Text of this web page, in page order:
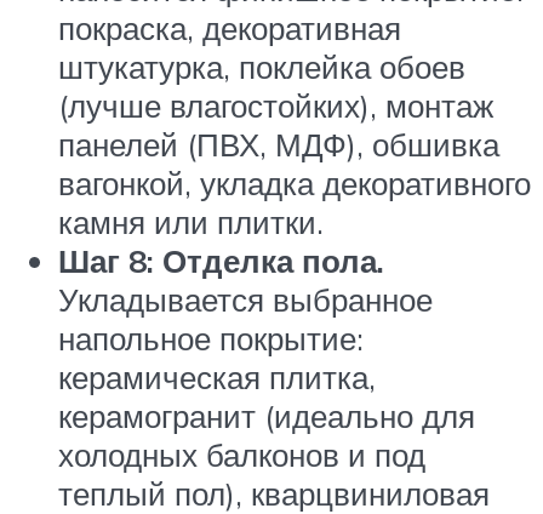
покраска, декоративная
штукатурка, поклейка обоев
(лучше влагостойких), монтаж
панелей (ПВХ, МДФ), обшивка
вагонкой, укладка декоративного
камня или плитки.
Шаг 8: Отделка пола.
Укладывается выбранное
напольное покрытие:
керамическая плитка,
керамогранит (идеально для
холодных балконов и под
теплый пол), кварцвиниловая